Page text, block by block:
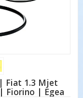
Fiat 1.3 Mjet
Fiorino | Egea